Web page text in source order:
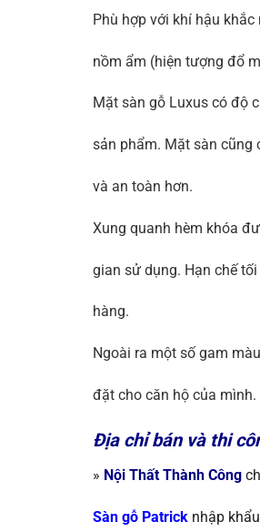
Phù hợp với khí hậu
nồm ẩm (hiện tượng đổ
Mặt sàn gỗ Luxus có độ
sản phẩm. Mặt sàn cũng
và an toàn hơn.
Xung quanh hèm khóa
gian sử dụng. Hạn chế
hàng.
Ngoài ra một số gam
đặt cho căn hộ của mình.
Địa chỉ bán và thi
» Nội Thất Thành Công
Sàn gỗ Patrick nhập